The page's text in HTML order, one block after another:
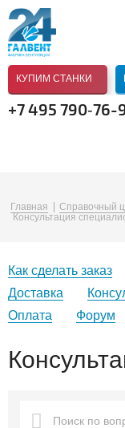
КУПИМ СТАНКИ
+7 495 790‑76-
Главная Справочный
Консультация
Как сделать заказ
Доставка
Оплата
Форум